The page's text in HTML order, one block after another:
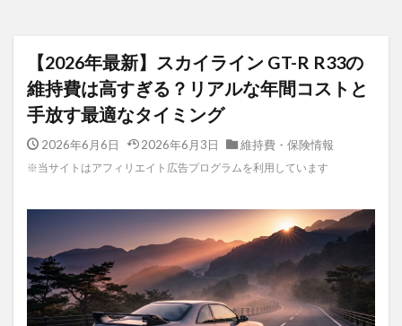
【2026年最新】スカイライン GT-R R33の
維持費は高すぎる？リアルな年間コストと
手放す最適なタイミング
2026年6月6日 2026年6月3日 維持費・保険情報
※当サイトはアフィリエイト広告プログラムを利用しています